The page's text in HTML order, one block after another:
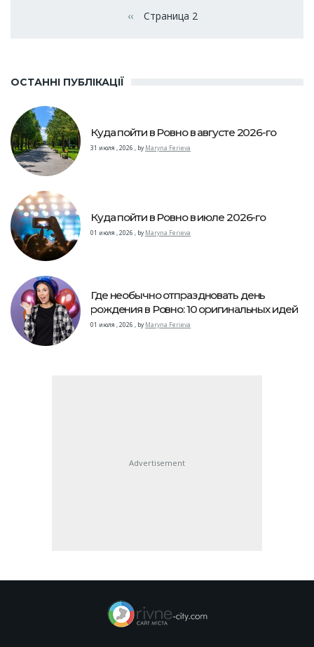
←
‹‹ Страница 2
ОСТАННІ ПУБЛІКАЦІЇ
Куда пойти в Ровно в августе 2026-го
31 июля , 2026 , by Maryna Ferieva
Куда пойти в Ровно в июле 2026-го
01 июля , 2026 , by Maryna Ferieva
Где необычно отпраздновать день
рождения в Ровно: 10 оригинальных идей
01 июля , 2026 , by Maryna Ferieva
Advertisement